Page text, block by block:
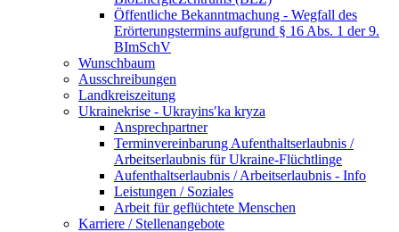
Öffentliche Bekanntmachung - Wegfall des
Erörterungstermins aufgrund § 16 Abs. 1 der 9.
BImSchV
Wunschbaum
Ausschreibungen
Landkreiszeitung
Ukrainekrise - Ukrayinsʹka kryza
Ansprechpartner
Terminvereinbarung Aufenthaltserlaubnis /
Arbeitserlaubnis für Ukraine-Flüchtlinge
Aufenthaltserlaubnis / Arbeitserlaubnis - Info
Leistungen / Soziales
Arbeit für geflüchtete Menschen
Karriere / Stellenangebote